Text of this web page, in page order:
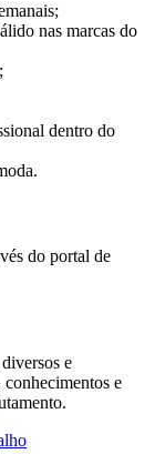
nas marcas do
dentro do
do portal de
e
e